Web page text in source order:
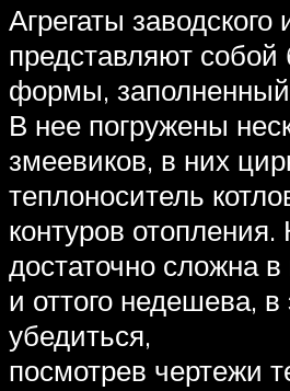
Агрегаты заводского
представляют собой
формы,
В нее погружены
змеевиков, в них
теплоноситель
контуров отопления.
достаточно сложна
и оттого недешева,
убедиться,
посмотрев чертежи